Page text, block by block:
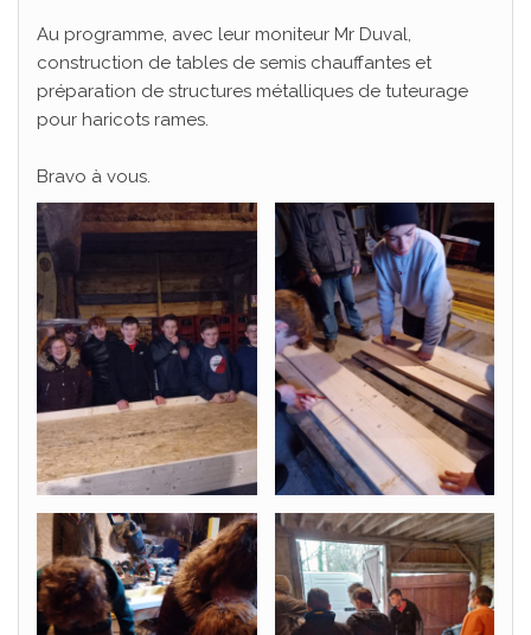
Au programme, avec leur moniteur Mr Duval,
construction de tables de semis chauffantes et
préparation de structures métalliques de tuteurage
pour haricots rames.
Bravo à vous.